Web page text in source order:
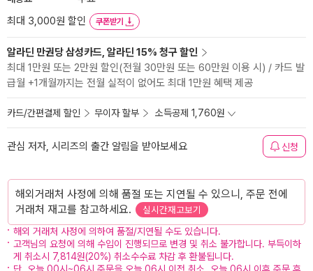
최대 3,000원 할인
쿠폰받기
알라딘 만권당 삼성카드, 알라딘 15% 청구 할인
최대 1만원 또는 2만원 할인(전월 30만원 또는 60만원 이용 시) / 카드 발
급월 +1개월까지는 전월 실적이 없어도 최대 1만원 혜택 제공
카드/간편결제 할인 무이자 할부 소득공제 1,760원
관심 저자, 시리즈의 출간 알림을 받아보세요 신청
해외거래처 사정에 의해 품절 또는 지연될 수 있으니, 주문 전에
거래처 재고를 참고하세요.
실시간재고보기
해외 거래처 사정에 의하여 품절/지연될 수도 있습니다.
고객님의 요청에 의해 수입이 진행되므로 변경 및 취소 불가합니다. 부득이하
게 취소시 7,814원(20%) 취소수수료 차감 후 환불됩니다.